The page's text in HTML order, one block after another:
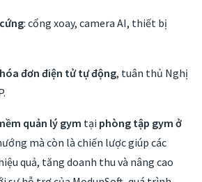
: cổng xoay, camera AI, thiết bị
đơn điện tử tự động, tuân thủ Nghị
quản lý gym tại phòng tập gym ở
mà còn là chiến lược giúp các
quả, tăng doanh thu và nâng cao